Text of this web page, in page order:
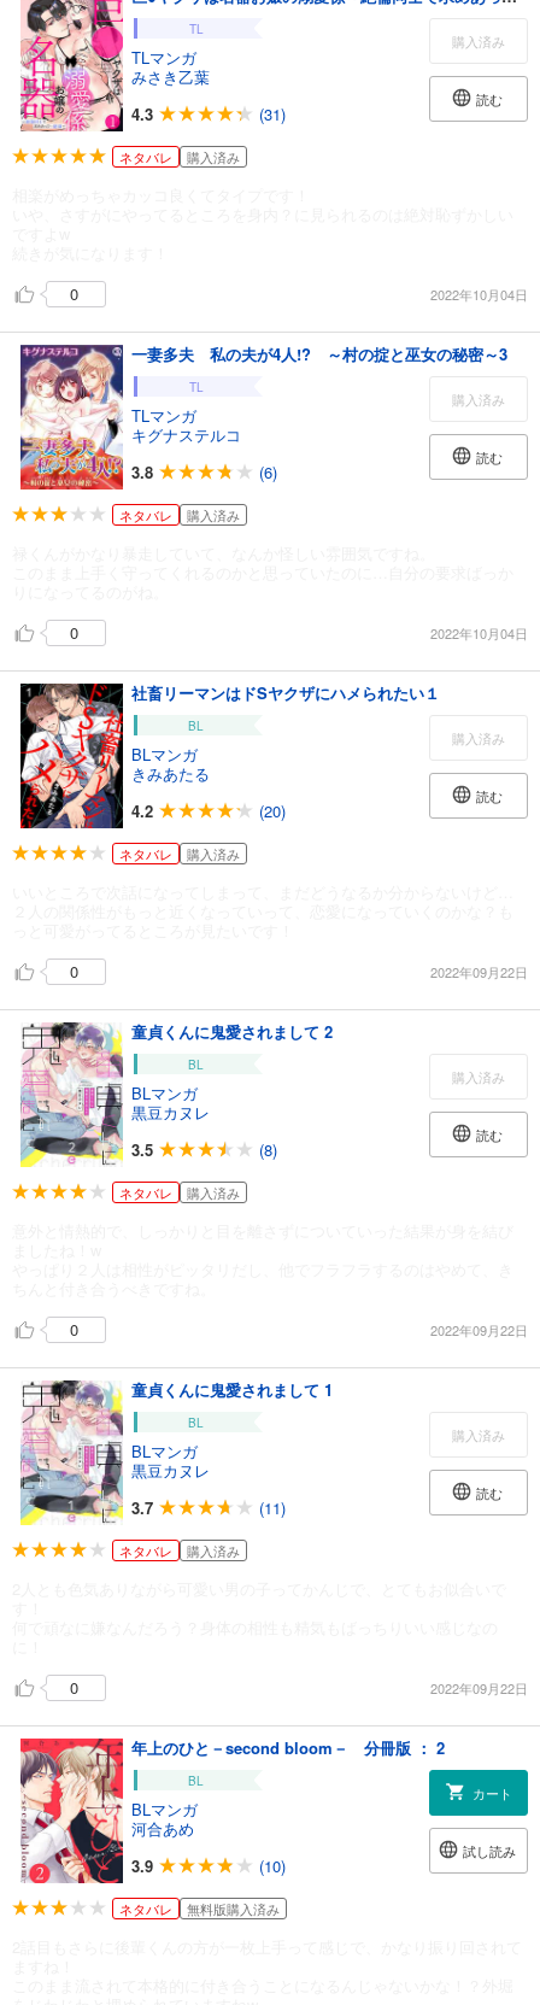
TL
TLマンガ
みさき乙葉
4.3
(31)
購入済み
読む
ネタバレ 購入済み
0
2022年10月04日
一妻多夫 私の夫が4人!? ～村の掟と巫女の秘密～3
TL
TLマンガ
キグナステルコ
3.8
(6)
購入済み
読む
ネタバレ 購入済み
0
2022年10月04日
社畜リーマンはドSヤクザにハメられたい１
BL
BLマンガ
きみあたる
4.2
(20)
購入済み
読む
ネタバレ 購入済み
0
2022年09月22日
童貞くんに鬼愛されまして 2
BL
BLマンガ
黒豆カヌレ
3.5
(8)
購入済み
読む
ネタバレ 購入済み
0
2022年09月22日
童貞くんに鬼愛されまして 1
BL
BLマンガ
黒豆カヌレ
3.7
(11)
購入済み
読む
ネタバレ 購入済み
0
2022年09月22日
年上のひと－second bloom－ 分冊版 ： 2
BL
BLマンガ
河合あめ
3.9
(10)
カート
試し読み
ネタバレ 無料版購入済み